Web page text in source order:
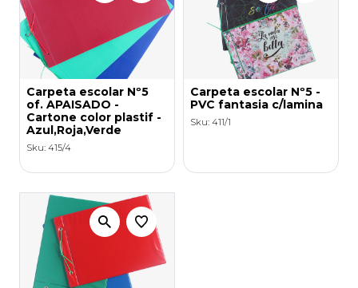
Carpeta escolar Nº5
of. APAISADO -
Cartone color plastif -
Azul,Roja,Verde
Sku: 415/4
Carpeta escolar Nº5 -
PVC fantasia c/lamina
Sku: 411/1